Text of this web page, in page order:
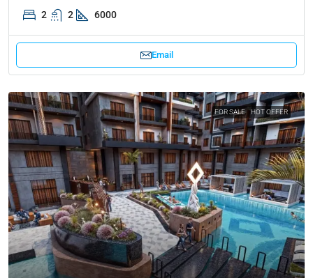
2 2 6000
Email
FOR SALE HOT OFFER